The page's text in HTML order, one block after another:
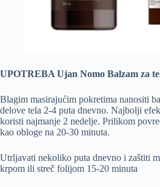
UPOTREBA Ujan Nomo Balzam za
Blagim masirajućim pokretima nanositi
delove tela 2-4 puta dnevno. Najbolji
koristi najmanje 2 nedelje. Prilikom
kao obloge na 20-30 minuta.
Utrljavati nekoliko puta dnevno i zaštiti
krpom ili streč folijom 15-20 minuta